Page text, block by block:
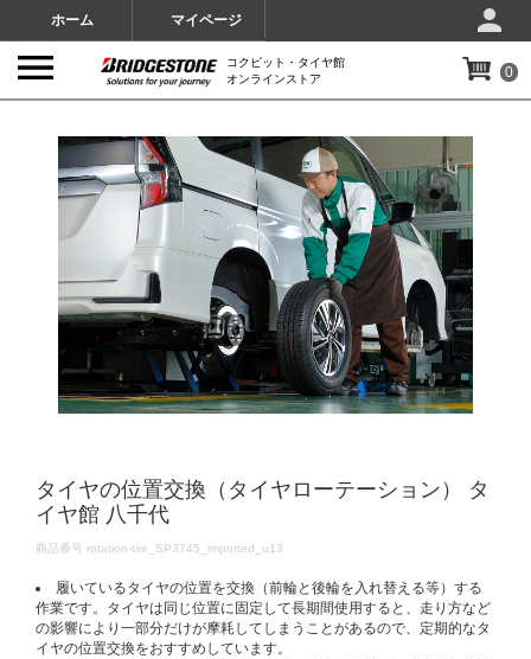
ホーム マイページ
コクピット・タイヤ館
オンラインストア
0
タイヤの位置交換（タイヤローテーション） タ
イヤ館 八千代
DETAILS
商品番号 rotation-tire_SP3745_imported_u13
履いているタイヤの位置を交換（前輪と後輪を入れ替える等）する
作業です。タイヤは同じ位置に固定して長期間使用すると、走り方など
の影響により一部分だけが摩耗してしまうことがあるので、定期的なタ
イヤの位置交換をおすすめしています。